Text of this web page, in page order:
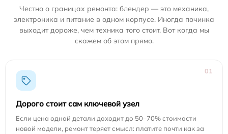
Честно о границах ремонта: блендер — это механика,
электроника и питание в одном корпусе. Иногда починка
выходит дороже, чем техника того стоит. Вот когда мы
скажем об этом прямо.
01
Дорого стоит сам ключевой узел
Если цена одной детали доходит до 50–70% стоимости
новой модели, ремонт теряет смысл: платите почти как за